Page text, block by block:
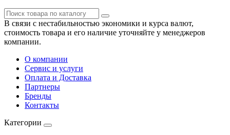
В связи с нестабильностью экономики и курса валют,
стоимость товара и его наличие уточняйте у менеджеров
компании.
О компании
Сервис и услуги
Оплата и Доставка
Партнеры
Бренды
Контакты
Категории